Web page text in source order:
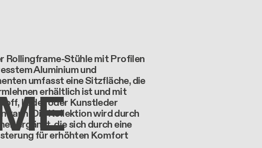
Rollingframe-Stühle mit Profilen
Aluminium und
umfasst eine Sitzfläche, die
erhältlich ist und mit
Leder oder Kunstleder
kann. Die Kollektion wird durch
ergänzt, die sich durch eine
für erhöhten Komfort